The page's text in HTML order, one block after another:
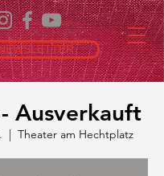
Ausverkauft
  |
Theater am Hechtplatz